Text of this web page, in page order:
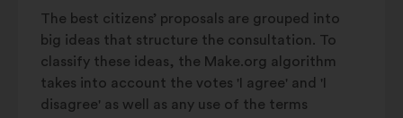
The best citizens’ proposals are grouped into
big ideas that structure the consultation. To
classify these ideas, the Make.org algorithm
takes into account the votes 'I agree' and 'I
disagree' as well as any use of the terms